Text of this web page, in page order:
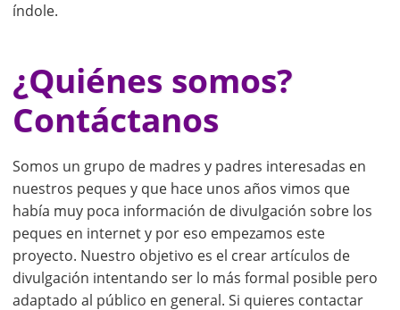
índole.
¿Quiénes somos?
Contáctanos
Somos un grupo de madres y padres interesadas en
nuestros peques y que hace unos años vimos que
había muy poca información de divulgación sobre los
peques en internet y por eso empezamos este
proyecto. Nuestro objetivo es el crear artículos de
divulgación intentando ser lo más formal posible pero
adaptado al público en general. Si quieres contactar